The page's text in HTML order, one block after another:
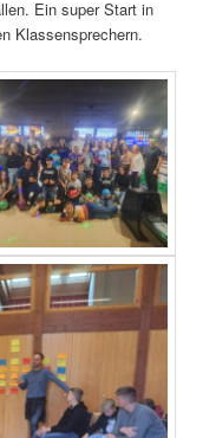
Ein super Start in
Klassensprechern.